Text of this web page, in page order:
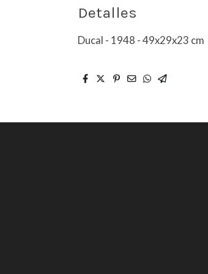
Detalles
Ducal - 1948 - 49x29x23 cm